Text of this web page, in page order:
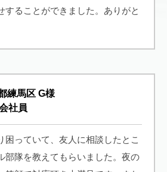
することができました。ありがと
練馬区 G様
社員
困っていて、友人に相談したとこ
部隊を教えてもらいました。夜の